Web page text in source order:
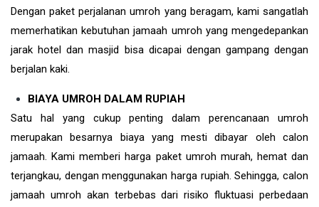
Dengan paket perjalanan umroh yang beragam, kami sangatlah
memerhatikan kebutuhan jamaah umroh yang mengedepankan
jarak hotel dan masjid bisa dicapai dengan gampang dengan
berjalan kaki.
BIAYA UMROH DALAM RUPIAH
Satu hal yang cukup penting dalam perencanaan umroh
merupakan besarnya biaya yang mesti dibayar oleh calon
jamaah. Kami memberi harga paket umroh murah, hemat dan
terjangkau, dengan menggunakan harga rupiah. Sehingga, calon
jamaah umroh akan terbebas dari risiko fluktuasi perbedaan